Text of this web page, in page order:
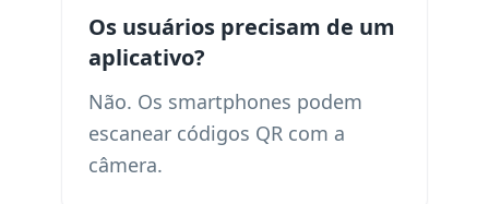
Os usuários precisam de um
aplicativo?
Não. Os smartphones podem
escanear códigos QR com a
câmera.